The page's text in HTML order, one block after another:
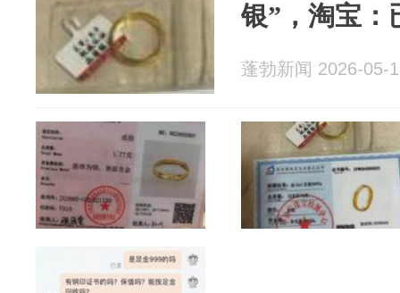
银”，淘宝：
蓬勃新闻 2026-05-